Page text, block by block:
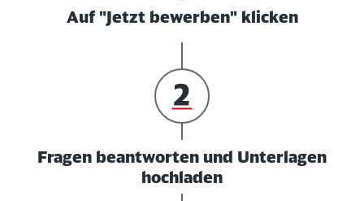
Auf "Jetzt bewerben" klicken
Fragen beantworten und Unterlagen
hochladen